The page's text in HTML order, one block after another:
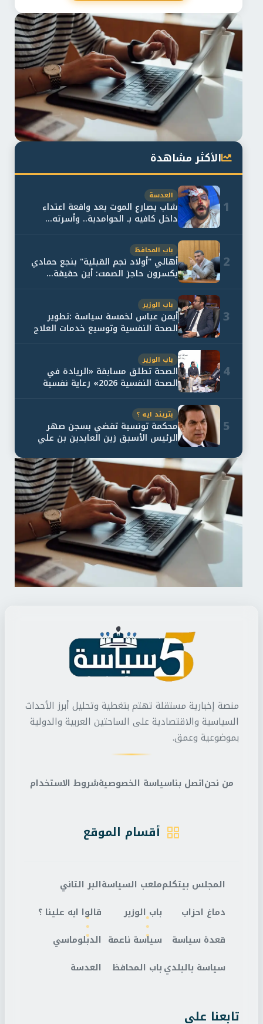
الأكثر مشاهدة
1
العدسة
شاب يصارع الموت بعد واقعة اعتداء
داخل كافيه بـ الحوامدية.. وأسرته...
2
باب المحافظ
أهالي "أولاد نجم القبلية" بنجع حمادي
يكسرون حاجز الصمت: أين حقيقة...
3
باب الوزير
أيمن عباس لخمسة سياسة :تطوير
الصحة النفسية وتوسيع خدمات العلاج
4
باب الوزير
الصحة تطلق مسابقة «الريادة في
الصحة النفسية 2026» رعاية نفسية
5
بتريند ايه ؟
محكمة تونسية تقضي بسجن صهر
الرئيس الأسبق زين العابدين بن علي
منصة إخبارية مستقلة تهتم بتغطية وتحليل أبرز الأحداث
السياسية والاقتصادية على الساحتين العربية والدولية
بموضوعية وعمق.
من نحناتصل بناسياسة الخصوصيةشروط الاستخدام
أقسام الموقع
المجلس بيتكلم
دماغ احزاب
قعدة سياسة
سياسة بالبلدي
ملعب السياسة
باب الوزير
سياسة ناعمة
باب المحافظ
البر التاني
قالوا ايه علينا ؟
الدبلوماسي
العدسة
تابعنا على